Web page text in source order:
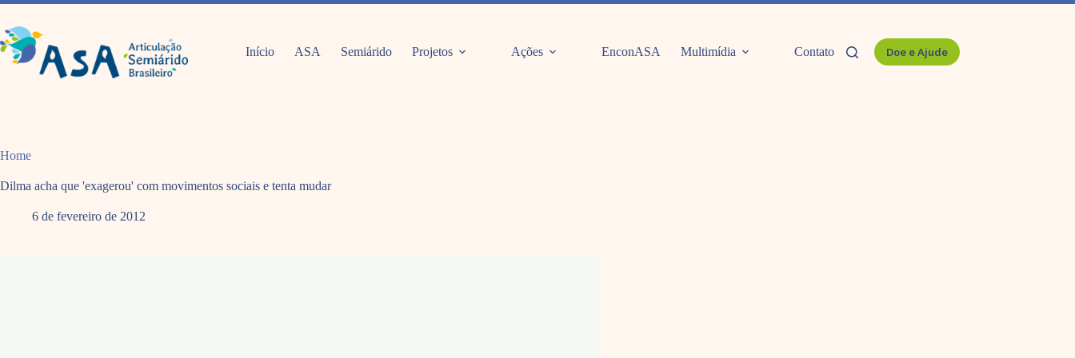
Pular
o
conteúdo
Início ASA Semiárido Projetos Ações EnconASA Multimídia Contato Doe e Ajude
Home
Dilma acha que 'exagerou' com movimentos sociais e tenta mudar
6 de fevereiro de 2012